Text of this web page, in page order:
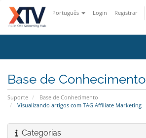
Português Login Registrar
Base de Conhecimento
Suporte
Base de Conhecimento
Visualizando artigos com TAG Affiliate Marketing
Categorias